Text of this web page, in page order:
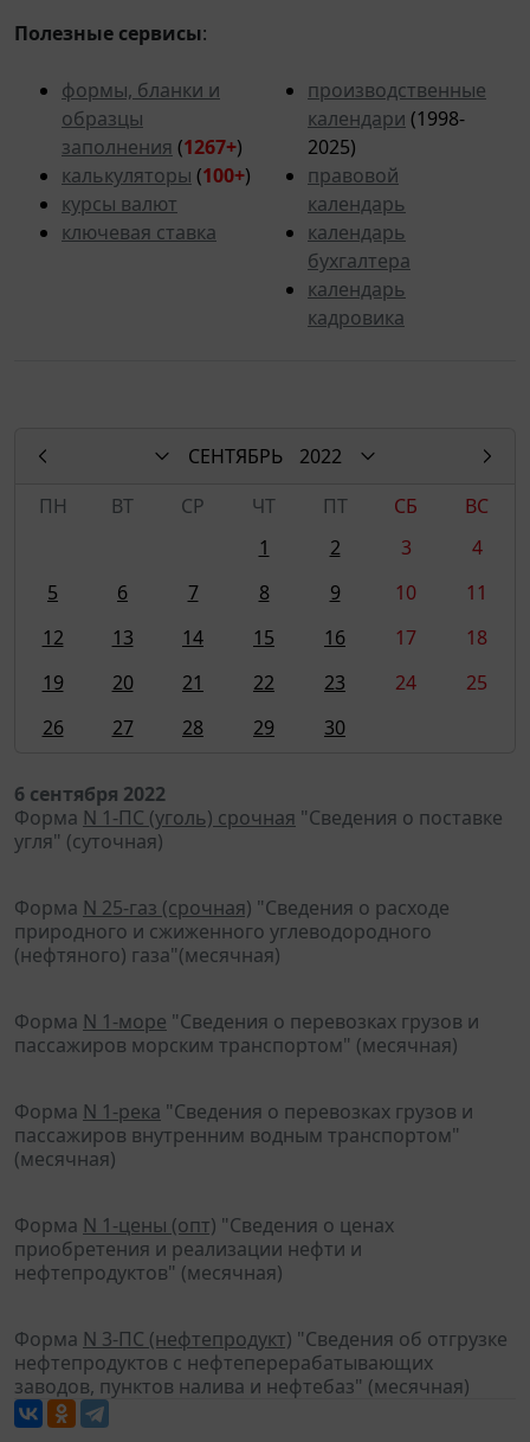
Полезные сервисы:
формы, бланки и
образцы
заполнения (1267+)
калькуляторы (100+)
курсы валют
ключевая ставка
производственные
календари (1998-
2025)
правовой
календарь
календарь
бухгалтера
календарь
кадровика
СЕНТЯБРЬ
2022
ПН
ВТ СР ЧТ ПТ СБ
ВС
1
2 3
4
5
6 7 8 9 10
11
12
13 14 15 16 17
18
19
20 21 22 23 24
25
26
27 28 29 30
6 сентября 2022
Форма N 1-ПС (уголь) срочная "Сведения о поставке
угля" (суточная)
Форма N 25-газ (срочная) "Сведения о расходе
природного и сжиженного углеводородного
(нефтяного) газа"(месячная)
Форма N 1-море "Сведения о перевозках грузов и
пассажиров морским транспортом" (месячная)
Форма N 1-река "Сведения о перевозках грузов и
пассажиров внутренним водным транспортом"
(месячная)
Форма N 1-цены (опт) "Сведения о ценах
приобретения и реализации нефти и
нефтепродуктов" (месячная)
Форма N 3-ПС (нефтепродукт) "Сведения об отгрузке
нефтепродуктов с нефтеперерабатывающих
заводов, пунктов налива и нефтебаз" (месячная)